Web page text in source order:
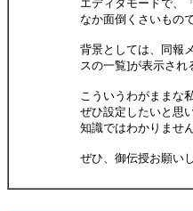
エディタモードで、
なか面倒くさいもの
背景としては、同報
スの一覧]が表示され
こういうわがままな
ぜひ設定したいと思
知識ではわかりませ
ぜひ、御伝授お願い